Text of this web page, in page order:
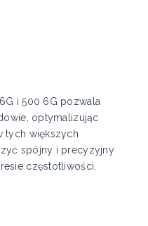
i 500 6G pozwala
optymalizując
tych większych
spójny i precyzyjny
częstotliwości.